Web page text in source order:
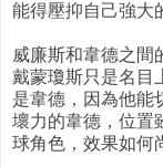
能得壓抑自己強大
威廉斯和韋德之間
戴蒙瓊斯只是名目
是韋德，因為他能
壞力的韋德，位置
球角色，效果如何